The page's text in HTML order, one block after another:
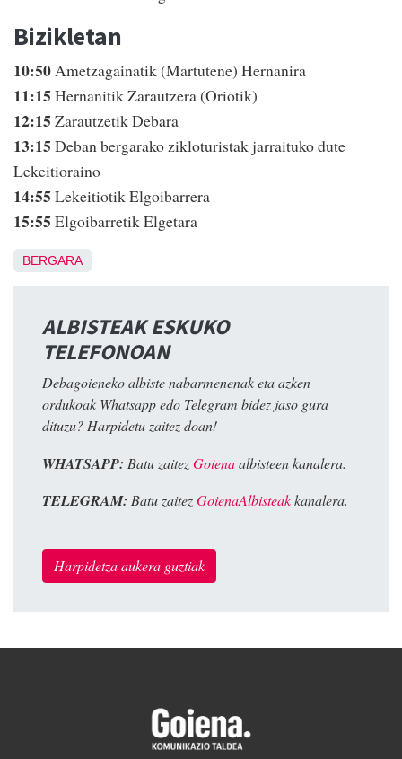
Bizikletan
10:50Ametzagainatik (Martutene) Hernanira
11:15 Hernanitik Zarautzera (Oriotik)
12:15 Zarautzetik Debara
13:15 Deban bergarako zikloturistak jarraituko dute
Lekeitioraino
14:55 Lekeitiotik Elgoibarrera
15:55 Elgoibarretik Elgetara
BERGARA
ALBISTEAK ESKUKO
TELEFONOAN
Debagoieneko albiste nabarmenenak eta azken
ordukoak Whatsapp edo Telegram bidez jaso gura
dituzu? Harpidetu zaitez doan!
WHATSAPP: Batu zaitezGoienaalbisteen kanalera.
TELEGRAM: Batu zaitezGoienaAlbisteakkanalera.
Harpidetza aukera guztiak